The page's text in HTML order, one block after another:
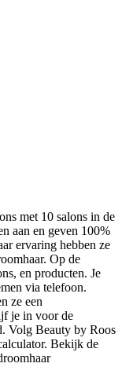
met 10 salons in de
aan en geven 100%
ervaring hebben ze
Op de
en producten. Je
via telefoon.
ze een
je in voor de
Volg Beauty by Roos
Bekijk de